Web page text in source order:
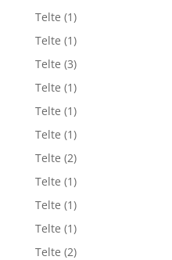
Telte (1)
Telte (1)
Telte (3)
Telte (1)
Telte (1)
Telte (1)
Telte (2)
Telte (1)
Telte (1)
Telte (1)
Telte (2)